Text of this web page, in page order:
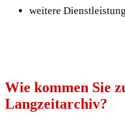
weitere
Wie kommen Sie
Langzeitarchiv?